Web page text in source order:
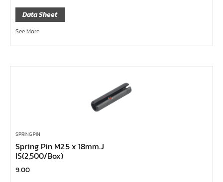
บ๊อกซ์เดือยโผล่ แบน
บ๊อกซ์เดือยโผล่ แฉก โพซี่
บ๊อกซ์เดือยโผล่ แฉก
ประแจตะขอ
เหล็กตอก
เหล็กสกัด
Data Sheet
See More
SPRING PIN
Spring Pin M2.5 x 18mm.J
IS(2,500/Box)
9.00